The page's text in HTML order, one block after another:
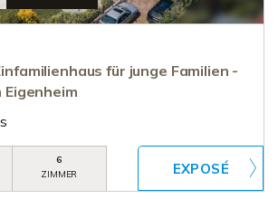
für junge Familien -
Eigenheim
6
ZIMMER